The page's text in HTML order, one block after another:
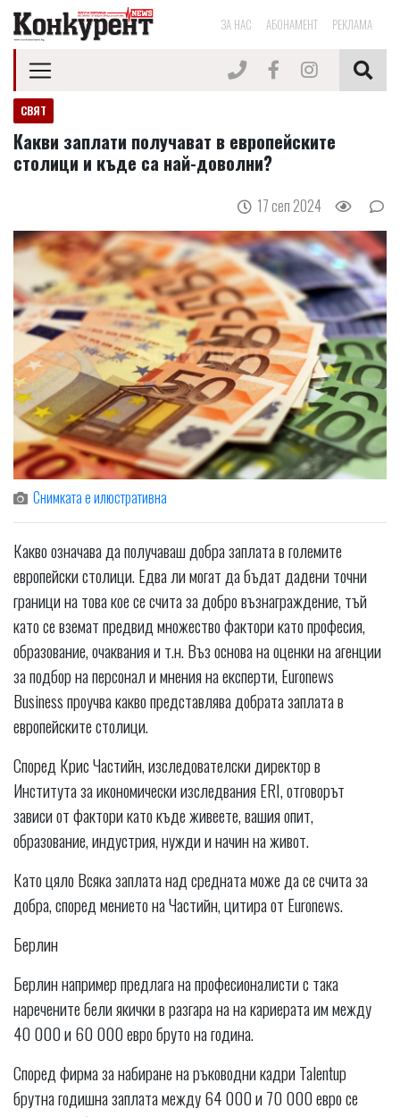
ЗА НАС АБОНАМЕНТ РЕКЛАМА
СВЯТ
Какви заплати получават в европейските
столици и къде са най-доволни?
17 сеп 2024
Снимката е илюстративна
Какво означава да получаваш добра заплата в големите
европейски столици. Едва ли могат да бъдат дадени точни
граници на това кое се счита за добро възнаграждение, тъй
като се вземат предвид множество фактори като професия,
образование, очаквания и т.н. Въз основа на оценки на агенции
за подбор на персонал и мнения на експерти, Euronews
Business проучва какво представлява добрата заплата в
европейските столици.
Според Крис Частийн, изследователски директор в
Института за икономически изследвания ERI, отговорът
зависи от фактори като къде живеете, вашия опит,
образование, индустрия, нужди и начин на живот.
Като цяло Всяка заплата над средната може да се счита за
добра, според мението на Частийн, цитира от Euronews.
Берлин
Берлин например предлага на професионалисти с така
наречените бели якички в разгара на на кариерата им между
40 000 и 60 000 евро бруто на година.
Според фирма за набиране на ръководни кадри Talentup
брутна годишна заплата между 64 000 и 70 000 евро се